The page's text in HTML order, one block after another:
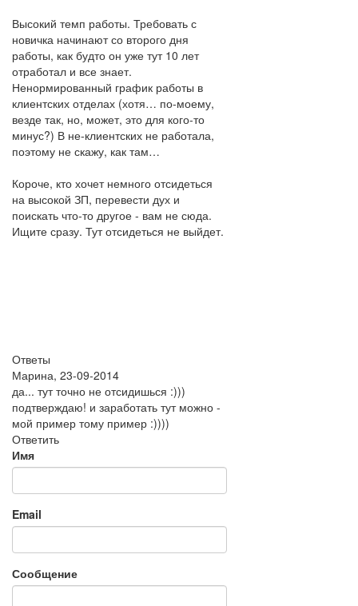
Высокий темп работы. Требовать с
новичка начинают со второго дня
работы, как будто он уже тут 10 лет
отработал и все знает.
Ненормированный график работы в
клиентских отделах (хотя… по-моему,
везде так, но, может, это для кого-то
минус?) В не-клиентских не работала,
поэтому не скажу, как там…
Короче, кто хочет немного отсидеться
на высокой ЗП, перевести дух и
поискать что-то другое - вам не сюда.
Ищите сразу. Тут отсидеться не выйдет.
Ответы
Марина, 23-09-2014
да... тут точно не отсидишься :)))
подтверждаю! и заработать тут можно -
мой пример тому пример :))))
Ответить
Имя
Email
Сообщение